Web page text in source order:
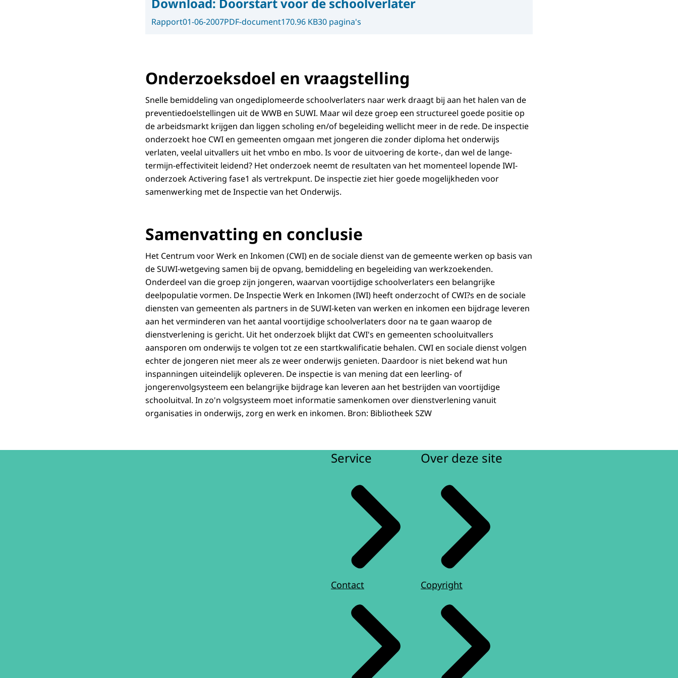
Rapport01-06-2007PDF-document170.96 KB30 pagina's
Onderzoeksdoel en vraagstelling
Snelle bemiddeling van ongediplomeerde schoolverlaters naar werk draagt bij aan het halen van de
preventiedoelstellingen uit de WWB en SUWI. Maar wil deze groep een structureel goede positie op
de arbeidsmarkt krijgen dan liggen scholing en/of begeleiding wellicht meer in de rede. De inspectie
onderzoekt hoe CWI en gemeenten omgaan met jongeren die zonder diploma het onderwijs
verlaten, veelal uitvallers uit het vmbo en mbo. Is voor de uitvoering de korte-, dan wel de lange-
termijn-effectiviteit leidend? Het onderzoek neemt de resultaten van het momenteel lopende IWI-
onderzoek Activering fase1 als vertrekpunt. De inspectie ziet hier goede mogelijkheden voor
samenwerking met de Inspectie van het Onderwijs.
Samenvatting en conclusie
Het Centrum voor Werk en Inkomen (CWI) en de sociale dienst van de gemeente werken op basis van
de SUWI-wetgeving samen bij de opvang, bemiddeling en begeleiding van werkzoekenden.
Onderdeel van die groep zijn jongeren, waarvan voortijdige schoolverlaters een belangrijke
deelpopulatie vormen. De Inspectie Werk en Inkomen (IWI) heeft onderzocht of CWI?s en de sociale
diensten van gemeenten als partners in de SUWI-keten van werken en inkomen een bijdrage leveren
aan het verminderen van het aantal voortijdige schoolverlaters door na te gaan waarop de
dienstverlening is gericht. Uit het onderzoek blijkt dat CWI's en gemeenten schooluitvallers
aansporen om onderwijs te volgen tot ze een startkwalificatie behalen. CWI en sociale dienst volgen
echter de jongeren niet meer als ze weer onderwijs genieten. Daardoor is niet bekend wat hun
inspanningen uiteindelijk opleveren. De inspectie is van mening dat een leerling- of
jongerenvolgsysteem een belangrijke bijdrage kan leveren aan het bestrijden van voortijdige
schooluitval. In zo'n volgsysteem moet informatie samenkomen over dienstverlening vanuit
organisaties in onderwijs, zorg en werk en inkomen. Bron: Bibliotheek SZW
Service
Contact
Over deze site
Copyright